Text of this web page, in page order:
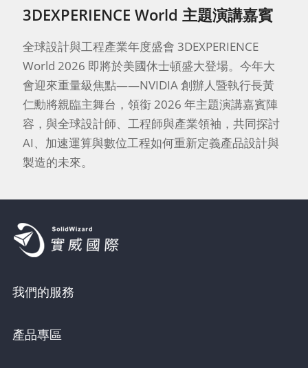
3DEXPERIENCE World 主題演講嘉賓
全球設計與工程產業年度盛會 3DEXPERIENCE
World 2026 即將於美國休士頓盛大登場。今年大
會迎來重量級焦點——NVIDIA 創辦人暨執行長黃
仁勳將親臨主舞台，領銜 2026 年主題演講嘉賓陣
容，與全球設計師、工程師與產業領袖，共同探討
AI、加速運算與數位工程如何重新定義產品設計與
製造的未來。
我們的服務
產品專區